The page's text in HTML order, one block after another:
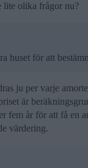
lite olika frågor nu?
huset för att
ju per varje
är
fem år för att få en
värdering.